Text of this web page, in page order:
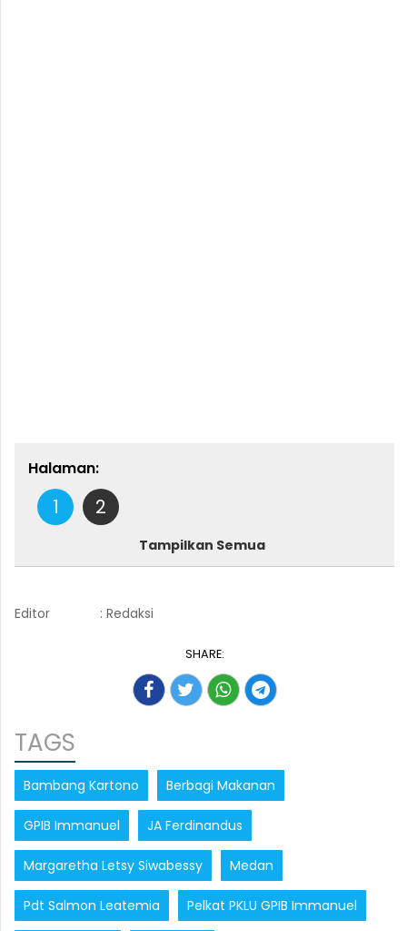
Halaman:
1 2
Tampilkan Semua
Editor : Redaksi
SHARE:
TAGS
Bambang Kartono Berbagi Makanan
GPIB Immanuel JA Ferdinandus
Margaretha Letsy Siwabessy Medan
Pdt Salmon Leatemia Pelkat PKLU GPIB Immanuel